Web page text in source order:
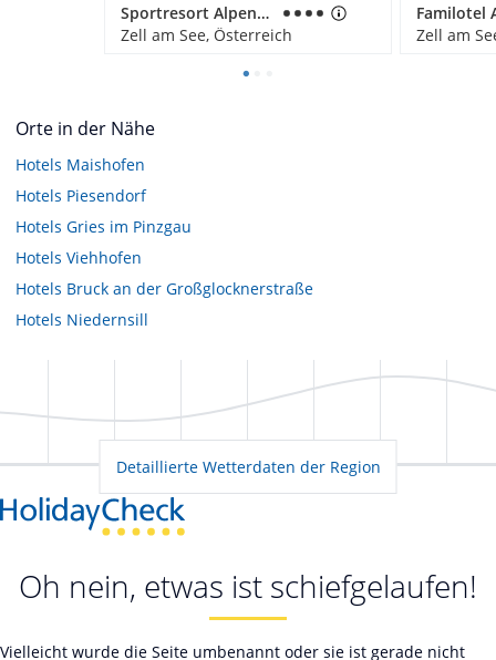
Sportresort Alpenblick
Zell am See, Österreich
Familotel
Zell am
Orte in der Nähe
Hotels Maishofen
Hotels Piesendorf
Hotels Gries im Pinzgau
Hotels Viehhofen
Hotels Bruck an der Großglocknerstraße
Hotels Niedernsill
Detaillierte Wetterdaten der Region
Oh nein, etwas ist schiefgelaufen!
Vielleicht wurde die Seite umbenannt oder sie ist gerade nicht